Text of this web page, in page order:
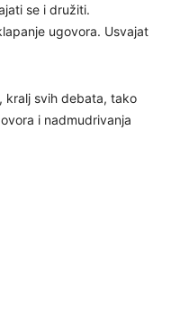
se i družiti.
ugovora. Usvajat
kralj svih debata, tako
i nadmudrivanja